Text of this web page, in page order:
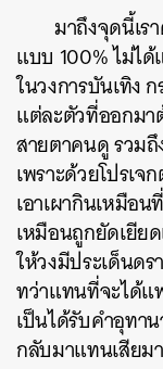
มาถึงจุดนี้เร
แบบ 100% ไม่ไ
ในวงการบันเทิง
แต่ละตัวที่ออกม
สายตาคนดู รวม
เพราะด้วยโปรเ
เอาเผากินเหมือ
เหมือนถูกยัดเยีย
ให้วงมีประเด็นด
ทว่าแทนที่จะได้แ
เป็นได้รับคำอุทา
กลับมาแทนเสียม